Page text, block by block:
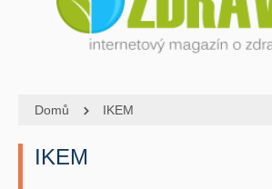
Domů IKEM
IKEM